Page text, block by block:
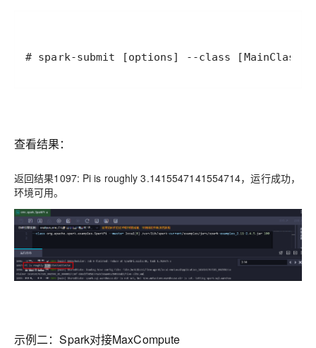
# spark-submit [options] --class [MainClass]
查看结果：
返回结果1097: Pi is roughly 3.1415547141554714，运行成功，
环境可用。
示例二：Spark对接MaxCompute